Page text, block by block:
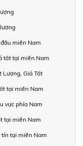
miền Nam
tốt tại miền Nam
Lượng, Giá Tốt
tại miền Nam
vực phía Nam
tại miền Nam
tín tại miền Nam